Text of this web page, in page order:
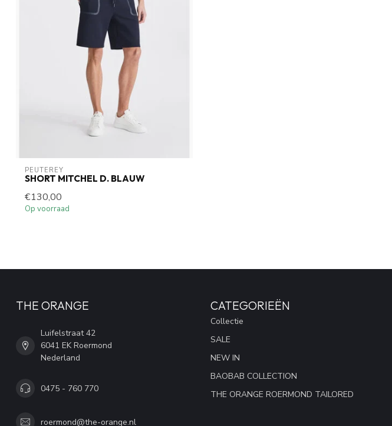
PEUTEREY
SHORT MITCHEL D. BLAUW
€130,00
Op voorraad
THE ORANGE
Luifelstraat 42
6041 EK Roermond
Nederland
0475 - 760 770
roermond@the-orange.nl
CATEGORIEËN
Collectie
SALE
NEW IN
BAOBAB COLLECTION
THE ORANGE ROERMOND TAILORED